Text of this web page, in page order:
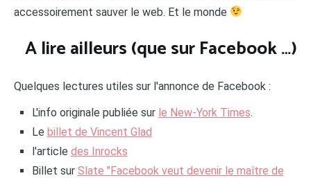
accessoirement sauver le web. Et le monde
A lire ailleurs (que sur Facebook …)
Quelques lectures utiles sur l'annonce de Facebook :
L'info originale publiée sur le New-York Times.
Le billet de Vincent Glad
l'article des Inrocks
Billet sur Slate "Facebook veut devenir le maître de